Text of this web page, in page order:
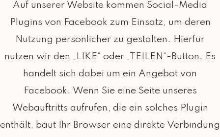
Auf unserer Website kommen Social-Media
Plugins von Facebook zum Einsatz, um deren
Nutzung persönlicher zu gestalten. Hierfür
nutzen wir den „LIKE“ oder „TEILEN“-Button. Es
handelt sich dabei um ein Angebot von
Facebook. Wenn Sie eine Seite unseres
Webauftritts aufrufen, die ein solches Plugin
enthält, baut Ihr Browser eine direkte Verbindung